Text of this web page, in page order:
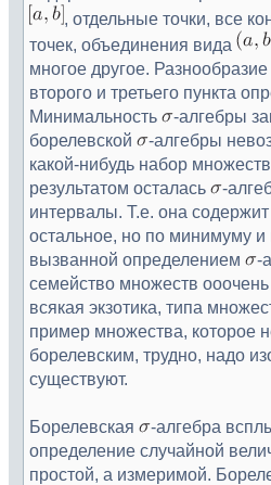
, отдельные точки, все
точек, объединения вида
многое другое. Разнообразие
второго и третьего пункта
Минимальность
-алгебры
борелевской
-алгебры
какой-нибудь набор
результатом осталась
-
интервалы. Т.е. она
остальное, но по минимуму и
вызванной определением
-
семейство множеств ооочень
всякая экзотика, типа
пример множества, которое
борелевским, трудно, надо
существуют.
Борелевская
-алгебра
определение случайной
простой, а измеримой.